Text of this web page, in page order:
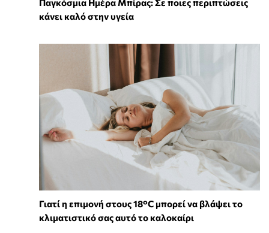
Παγκόσμια Ημέρα Μπίρας: Σε ποιες περιπτώσεις
κάνει καλό στην υγεία
Γιατί η επιμονή στους 18°C μπορεί να βλάψει το
κλιματιστικό σας αυτό το καλοκαίρι